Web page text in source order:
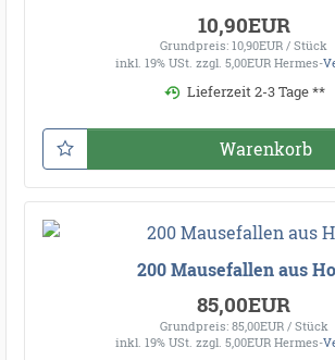
10,90EUR
Grundpreis: 10,90EUR / Stück
inkl. 19% USt. zzgl. 5,00EUR Hermes-
Lieferzeit 2-3 Tage **
Warenkorb
200 Mausefallen aus
85,00EUR
Grundpreis: 85,00EUR / Stück
inkl. 19% USt. zzgl. 5,00EUR Hermes-